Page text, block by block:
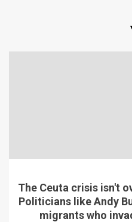
The Ceuta crisis isn't
Politicians like Andy
migrants who